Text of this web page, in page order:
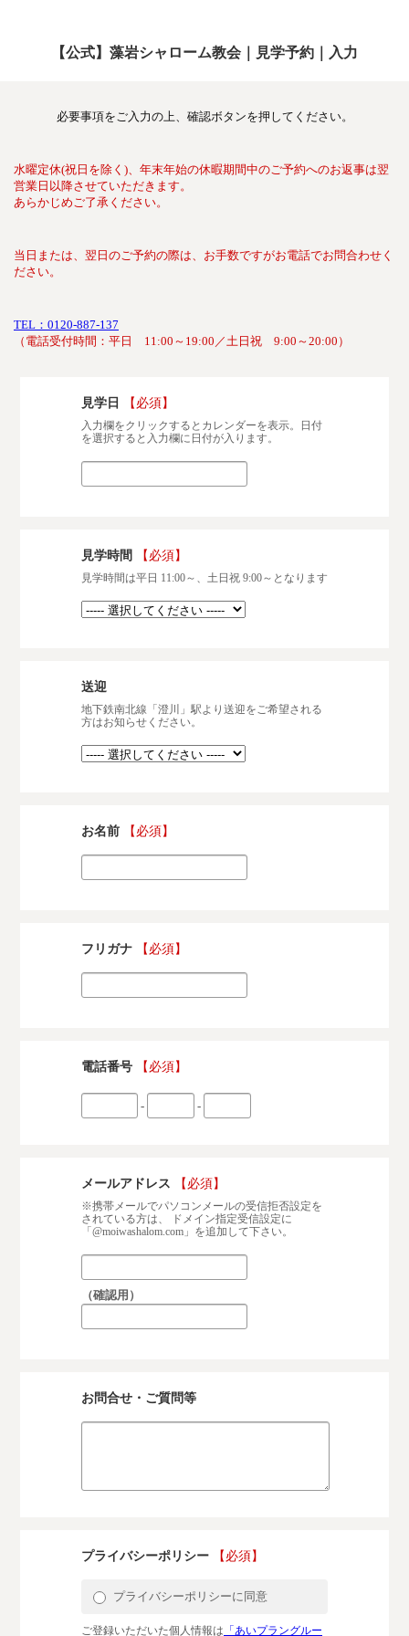
【公式】藻岩シャローム教会｜見学予約｜入力
必要事項をご入力の上、確認ボタンを押してください。
水曜定休(祝日を除く)、年末年始の休暇期間中のご予約へのお返事は翌
営業日以降させていただきます。
あらかじめご了承ください。
当日または、翌日のご予約の際は、お手数ですがお電話でお問合わせく
ださい。
TEL：0120-887-137
（電話受付時間：平日 11:00～19:00／土日祝 9:00～20:00）
見学日 【必須】
入力欄をクリックするとカレンダーを表示。日付
を選択すると入力欄に日付が入ります。
見学時間 【必須】
見学時間は平日 11:00～、土日祝 9:00～となります
送迎
地下鉄南北線「澄川」駅より送迎をご希望される
方はお知らせください。
お名前 【必須】
フリガナ 【必須】
電話番号 【必須】
- -
メールアドレス 【必須】
※携帯メールでパソコンメールの受信拒否設定を
されている方は、 ドメイン指定受信設定に
「@moiwashalom.com」を追加して下さい。
（確認用）
お問合せ・ご質問等
プライバシーポリシー 【必須】
プライバシーポリシーに同意
ご登録いただいた個人情報は 「あいプラングルー